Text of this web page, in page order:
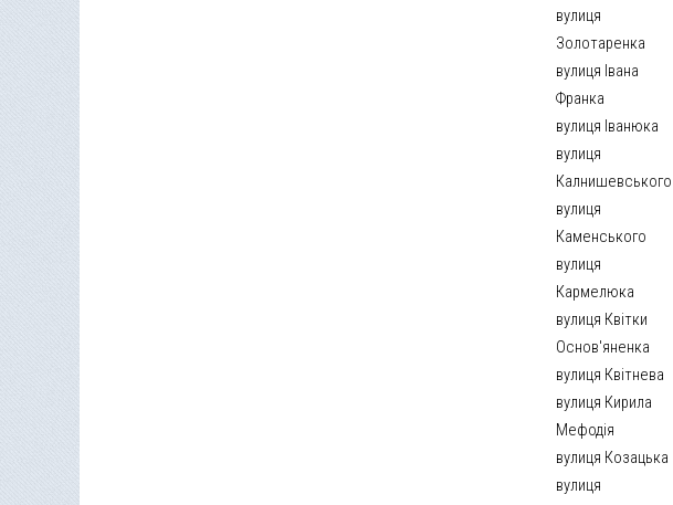
вулиця
Золотаренка
вулиця Івана
Франка
вулиця Іванюка
вулиця
Калнишевського
вулиця
Каменського
вулиця
Кармелюка
вулиця Квітки
Основ'яненка
вулиця Квітнева
вулиця Кирила
Мефодія
вулиця Козацька
вулиця